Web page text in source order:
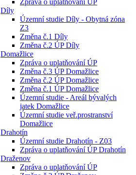
Zpráva o uplatňování ÚP
Díly
Územní studie Díly - Obytná zóna
Z3
Změna č.1 Díly
Změna č.2 ÚP Díly
Domažlice
Zpráva o uplatňování ÚP
Změna č.3 ÚP Domažlice
Změna č.2 ÚP Domažlice
Změna č.1 ÚP Domažlice
Územní studie - Areál bývalých
jatek Domažlice
Územní studie veř.prostranství
Domažlice
Drahotín
Územní studie Drahotín - Z03
Zpráva o uplatňování ÚP Drahotín
Draženov
Zpráva o uplatňování ÚP